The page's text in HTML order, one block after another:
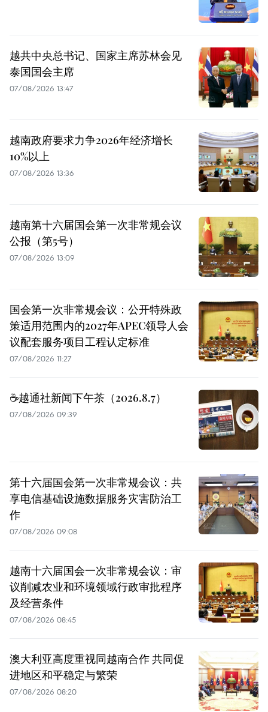
越共中央总书记、国家主席苏林会见
泰国国会主席
07/08/2026 13:47
越南政府要求力争2026年经济增长
10%以上
07/08/2026 13:36
越南第十六届国会第一次非常规会议
公报（第5号）
07/08/2026 13:09
国会第一次非常规会议：公开特殊政
策适用范围内的2027年APEC领导人会
议配套服务项目工程认定标准
07/08/2026 11:27
☕️越通社新闻下午茶（2026.8.7）
07/08/2026 09:39
第十六届国会第一次非常规会议：共
享电信基础设施数据服务灾害防治工
作
07/08/2026 09:08
越南十六届国会一次非常规会议：审
议削减农业和环境领域行政审批程序
及经营条件
07/08/2026 08:45
澳大利亚高度重视同越南合作 共同促
进地区和平稳定与繁荣
07/08/2026 08:20